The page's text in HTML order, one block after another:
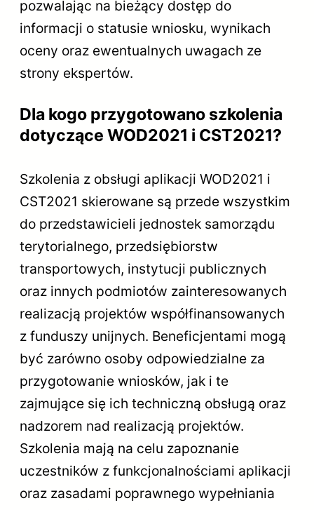
pozwalając na bieżący dostęp do
informacji o statusie wniosku, wynikach
oceny oraz ewentualnych uwagach ze
strony ekspertów.
Dla kogo przygotowano szkolenia
dotyczące WOD2021 i CST2021?
Szkolenia z obsługi aplikacji WOD2021 i
CST2021 skierowane są przede wszystkim
do przedstawicieli jednostek samorządu
terytorialnego, przedsiębiorstw
transportowych, instytucji publicznych
oraz innych podmiotów zainteresowanych
realizacją projektów współfinansowanych
z funduszy unijnych. Beneficjentami mogą
być zarówno osoby odpowiedzialne za
przygotowanie wniosków, jak i te
zajmujące się ich techniczną obsługą oraz
nadzorem nad realizacją projektów.
Szkolenia mają na celu zapoznanie
uczestników z funkcjonalnościami aplikacji
oraz zasadami poprawnego wypełniania